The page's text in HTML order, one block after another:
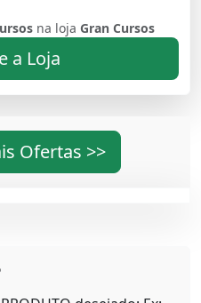
na loja Gran Cursos
a Loja
Ofertas >>